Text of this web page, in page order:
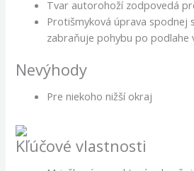
Tvar autorohoží zodpovedá
Protišmyková úprava spodnej
zabraňuje pohybu po podlahe
Nevýhody
Pre niekoho nižší okraj
Kľúčové vlastnosti